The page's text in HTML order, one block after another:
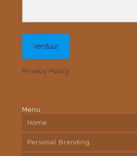
Privacy Policy
Menu
Home
Personal Branding